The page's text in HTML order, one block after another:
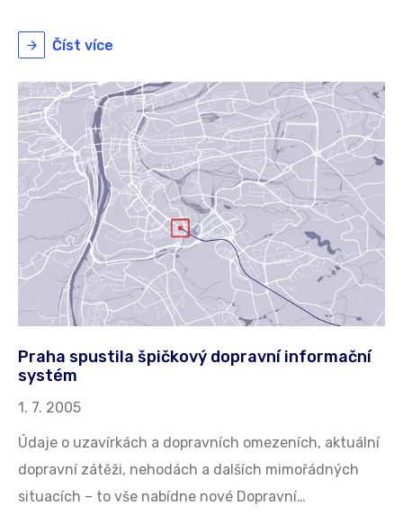
Číst více
Praha spustila špičkový dopravní informační
systém
1. 7. 2005
Údaje o uzavírkách a dopravních omezeních, aktuální
dopravní zátěži, nehodách a dalších mimořádných
situacích – to vše nabídne nové Dopravní…